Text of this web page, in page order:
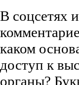
В соцсетях
каком
доступ к
органы?